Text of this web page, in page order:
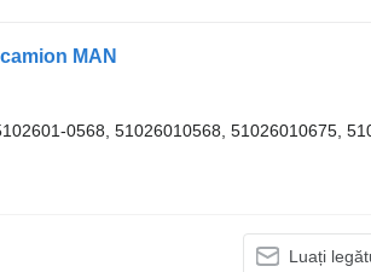
MAN
0568, 51026010568, 51026010675,
Luați